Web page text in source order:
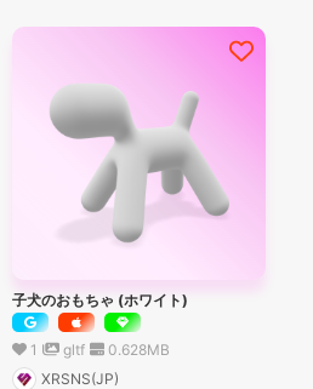
子犬のおもちゃ (ホワイト)
1 gltf 0.628MB
XRSNS(JP)